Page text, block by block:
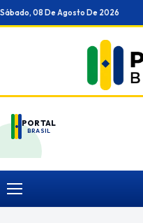
Ir
para
Sábado, 08 De Agosto De 2026
PORTAL
BRASIL
Menu